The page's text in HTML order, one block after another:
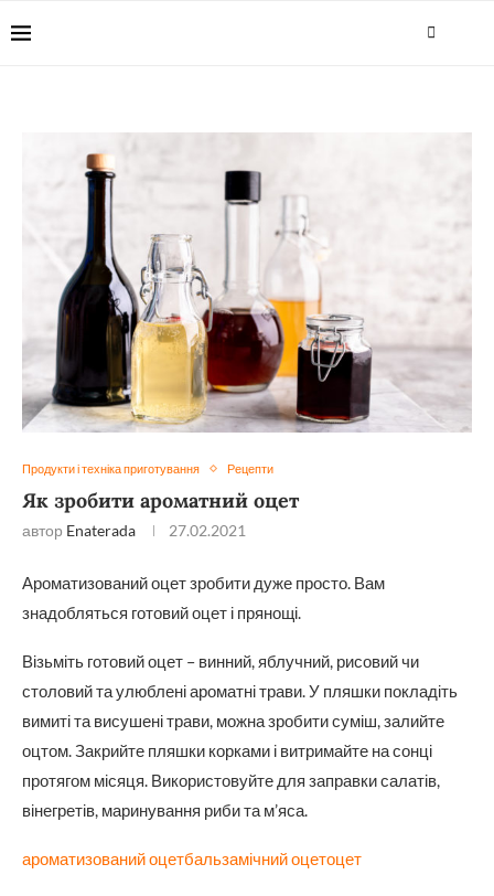
Продукти і техніка приготування Рецепти
Як зробити ароматний оцет
автор Enaterada 27.02.2021
Ароматизований оцет зробити дуже просто. Вам
знадобляться готовий оцет і прянощі.
Візьміть готовий оцет – винний, яблучний, рисовий чи
столовий та улюблені ароматні трави. У пляшки покладіть
вимиті та висушені трави, можна зробити суміш, залийте
оцтом. Закрийте пляшки корками і витримайте на сонці
протягом місяця. Використовуйте для заправки салатів,
вінегретів, маринування риби та м’яса.
ароматизований оцетбальзамічний оцетоцет